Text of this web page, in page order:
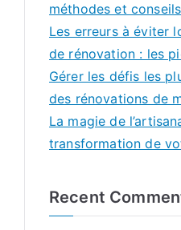
méthodes et conseils
Les erreurs à éviter
de rénovation : les
Gérer les défis les
des rénovations de
La magie de
transformation de
Recent